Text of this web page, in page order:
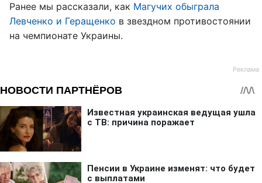
Ранее мы рассказали, как Магучих обыграла
Левченко и Геращенко в звездном противостоянии
на чемпионате Украины.